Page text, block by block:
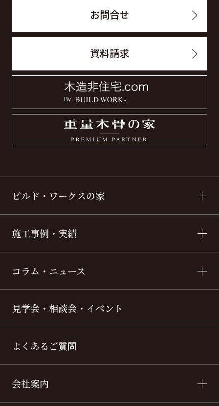
お問合せ
資料請求
ビルド・ワークスの家
施工事例・実績
コラム・ニュース
見学会・相談会・イベント
よくあるご質問
会社案内